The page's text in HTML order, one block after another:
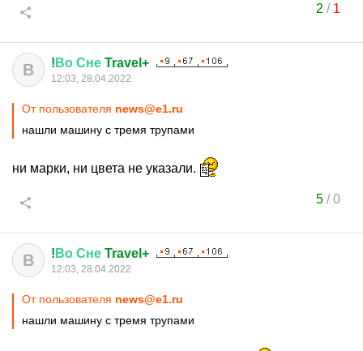
2 / 1
В ! Во Сне Travel+
12:03, 28.04.2022
От пользователя news@e1.ru
нашли машину с тремя трупами
ни марки, ни цвета не указали.
5/0
В ! Во Сне Travel+
12:03, 28.04.2022
От пользователя news@e1.ru
нашли машину с тремя трупами